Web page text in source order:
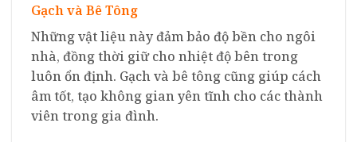
Gạch và Bê Tông
Những vật liệu này đảm bảo độ bền cho ngôi
nhà, đồng thời giữ cho nhiệt độ bên trong
luôn ổn định. Gạch và bê tông cũng giúp cách
âm tốt, tạo không gian yên tĩnh cho các thành
viên trong gia đình.